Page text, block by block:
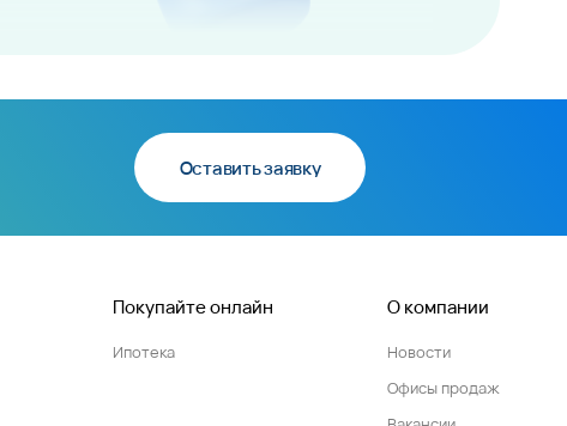
Оставить заявку
Покупайте онлайн
Ипотека
О компании
Новости
Офисы продаж